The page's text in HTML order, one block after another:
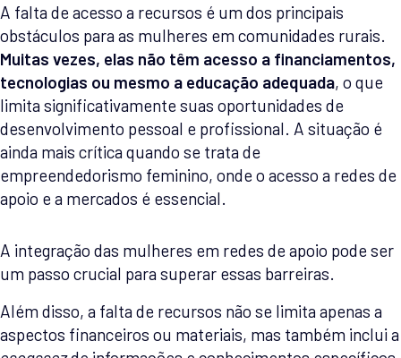
A falta de acesso a recursos é um dos principais
obstáculos para as mulheres em comunidades rurais.
Muitas vezes, elas não têm acesso a financiamentos,
tecnologias ou mesmo a educação adequada, o que
limita significativamente suas oportunidades de
desenvolvimento pessoal e profissional. A situação é
ainda mais crítica quando se trata de
empreendedorismo feminino, onde o acesso a redes de
apoio e a mercados é essencial.
A integração das mulheres em redes de apoio pode ser
um passo crucial para superar essas barreiras.
Além disso, a falta de recursos não se limita apenas a
aspectos financeiros ou materiais, mas também inclui a